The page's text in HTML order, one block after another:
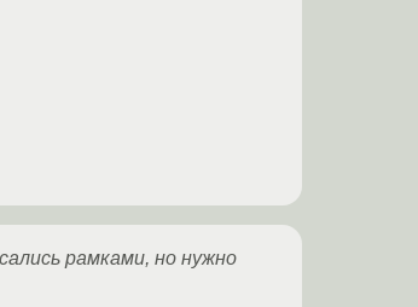
рамками, но нужно